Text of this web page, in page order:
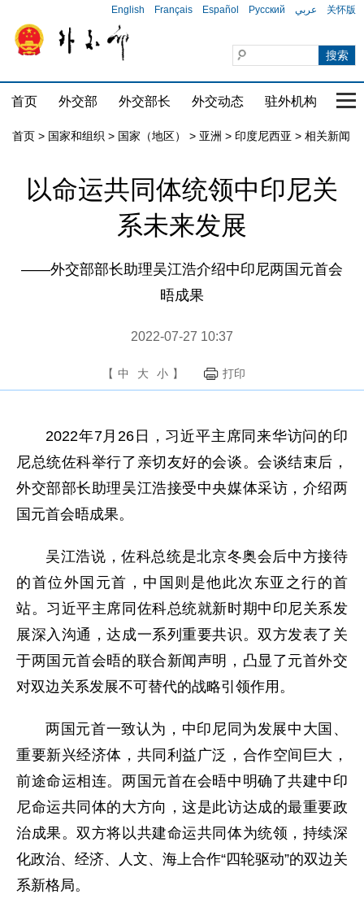
English Français Español Русский عربي 关怀版
首页 外交部 外交部长 外交动态 驻外机构 国
首页 > 国家和组织 > 国家（地区） > 亚洲 > 印度尼西亚 > 相关新闻
以命运共同体统领中印尼关
系未来发展
——外交部部长助理吴江浩介绍中印尼两国元首会
晤成果
2022-07-27 10:37
【 中 大 小 】 打印
2022年7月26日，习近平主席同来华访问的印
尼总统佐科举行了亲切友好的会谈。会谈结束后，
外交部部长助理吴江浩接受中央媒体采访，介绍两
国元首会晤成果。
吴江浩说，佐科总统是北京冬奥会后中方接待
的首位外国元首，中国则是他此次东亚之行的首
站。习近平主席同佐科总统就新时期中印尼关系发
展深入沟通，达成一系列重要共识。双方发表了关
于两国元首会晤的联合新闻声明，凸显了元首外交
对双边关系发展不可替代的战略引领作用。
两国元首一致认为，中印尼同为发展中大国、
重要新兴经济体，共同利益广泛，合作空间巨大，
前途命运相连。两国元首在会晤中明确了共建中印
尼命运共同体的大方向，这是此访达成的最重要政
治成果。双方将以共建命运共同体为统领，持续深
化政治、经济、人文、海上合作“四轮驱动”的双边关
系新格局。